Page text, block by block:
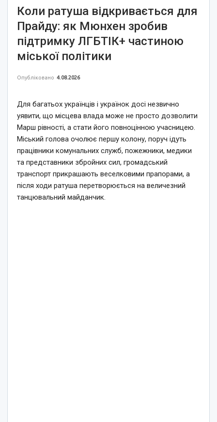
Коли ратуша відкривається для
Прайду: як Мюнхен зробив
підтримку ЛГБТІК+ частиною
міської політики
Опубліковано 4.08.2026
Для багатьох українців і українок досі незвично
уявити, що місцева влада може не просто дозволити
Марш рівності, а стати його повноцінною учасницею.
Міський голова очолює першу колону, поруч ідуть
працівники комунальних служб, пожежники, медики
та представники збройних сил, громадський
транспорт прикрашають веселковими прапорами, а
після ходи ратуша перетворюється на величезний
танцювальний майданчик.